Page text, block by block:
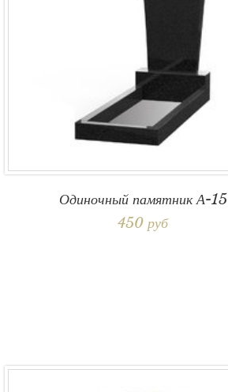
Одиночный памятник А-15
450 руб